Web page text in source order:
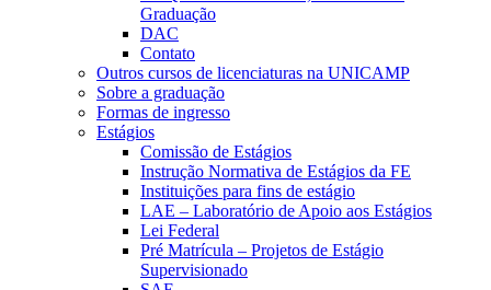
Graduação
DAC
Contato
Outros cursos de licenciaturas na UNICAMP
Sobre a graduação
Formas de ingresso
Estágios
Comissão de Estágios
Instrução Normativa de Estágios da FE
Instituições para fins de estágio
LAE – Laboratório de Apoio aos Estágios
Lei Federal
Pré Matrícula – Projetos de Estágio
Supervisionado